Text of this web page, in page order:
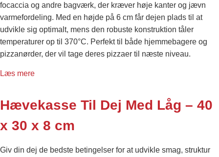
focaccia og andre bagværk, der kræver høje kanter og jævn
varmefordeling. Med en højde på 6 cm får dejen plads til at
udvikle sig optimalt, mens den robuste konstruktion tåler
temperaturer op til 370°C. Perfekt til både hjemmebagere og
pizzanørder, der vil tage deres pizzaer til næste niveau.
Læs mere
Hævekasse Til Dej Med Låg – 40
x 30 x 8 cm
Giv din dej de bedste betingelser for at udvikle smag, struktur